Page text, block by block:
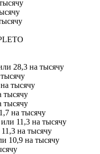
28,3 на тысячу
тысячу
тысячу
тысячу
на тысячу
11,3 на тысячу
на тысячу
10,9 на тысячу